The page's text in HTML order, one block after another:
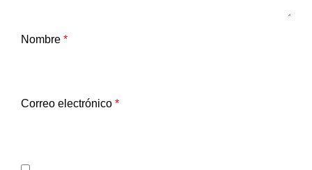
Nombre *
Correo electrónico *